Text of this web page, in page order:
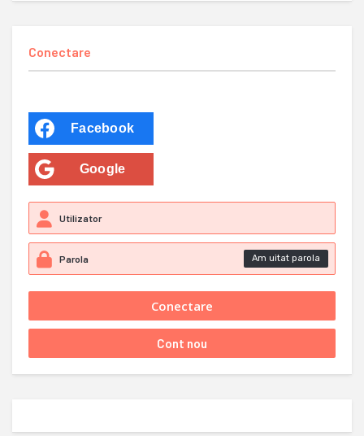
Conectare
Facebook
Google
Am uitat parola